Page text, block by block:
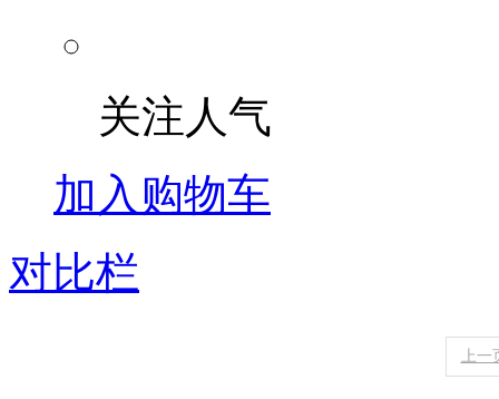
关注人气
加入购物车
对比栏
上一